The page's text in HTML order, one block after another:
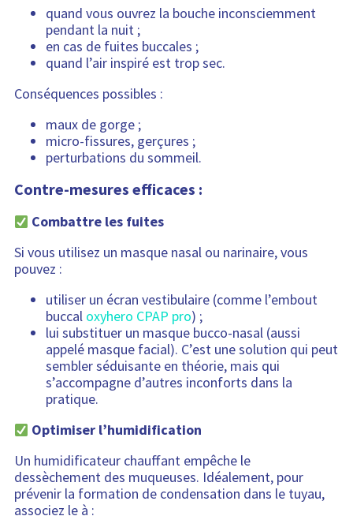
quand vous ouvrez la bouche inconsciemment
pendant la nuit ;
en cas de fuites buccales ;
quand l’air inspiré est trop sec.
Conséquences possibles :
maux de gorge ;
micro-fissures, gerçures ;
perturbations du sommeil.
Contre-mesures efficaces :
Combattre les fuites
Si vous utilisez un masque nasal ou narinaire, vous
pouvez :
utiliser un écran vestibulaire (comme l’embout
buccal oxyhero CPAP pro) ;
lui substituer un masque bucco-nasal (aussi
appelé masque facial). C’est une solution qui peut
sembler séduisante en théorie, mais qui
s’accompagne d’autres inconforts dans la
pratique.
Optimiser l’humidification
Un humidificateur chauffant empêche le
dessèchement des muqueuses. Idéalement, pour
prévenir la formation de condensation dans le tuyau,
associez le à :